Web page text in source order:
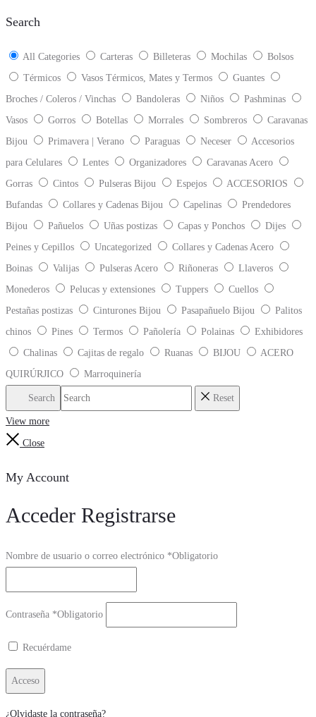
Search
All Categories Carteras Billeteras Mochilas
Bolsos
Térmicos
Vasos Térmicos, Mates y Termos
Guantes
Broches / Coleros / Vinchas
Bandoleras Niños
Pashminas
Vasos
Gorros Botellas Morrales Sombreros
Caravanas
Bijou
Primavera | Verano Paraguas Neceser
Accesorios
para Celulares
Lentes Organizadores
Caravanas Acero
Gorras
Cintos Pulseras Bijou Espejos
ACCESORIOS
Bufandas
Collares y Cadenas Bijou Capelinas
Prendedores
Bijou
Pañuelos Uñas postizas Capas y Ponchos
Dijes
Peines y Cepillos
Uncategorized
Collares y Cadenas Acero
Boinas
Valijas Pulseras Acero Riñoneras
Llaveros
Monederos
Pelucas y extensiones Tuppers
Cuellos
Pestañas postizas
Cinturones Bijou Pasapañuelo Bijou
Palitos
chinos
Pines Termos Pañolería Polainas
Exhibidores
Chalinas
Cajitas de regalo Ruanas BIJOU
ACERO
QUIRÚRJICO
Marroquinería
Search Reset
View more
Close
My Account
Acceder Registrarse
Nombre de usuario o correo electrónico *Obligatorio
Contraseña *Obligatorio
Recuérdame
Acceso
¿Olvidaste la contraseña?